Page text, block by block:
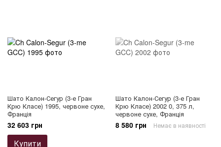
Шато Калон-Сегур (3-е Гран
Крю Класе) 1995, червоне сухе,
Франція
32 603 грн
Купити
Шато Калон-Сегур (3-е Гран
Крю Класе) 2002 0, 375 л,
червоне сухе, Франція
8 580 грн Немає в наявності